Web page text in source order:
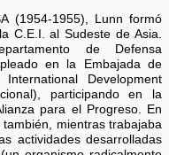
(1954-1955), Lunn formó
C.E.I. al Sudeste de Asia.
de Defensa
en la Embajada de
Development
participando en la
para el Progreso. En
mientras trabajaba
actividades desarrolladas